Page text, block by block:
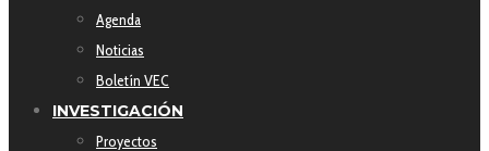
Agenda
Noticias
Boletín VEC
INVESTIGACIÓN
Proyectos